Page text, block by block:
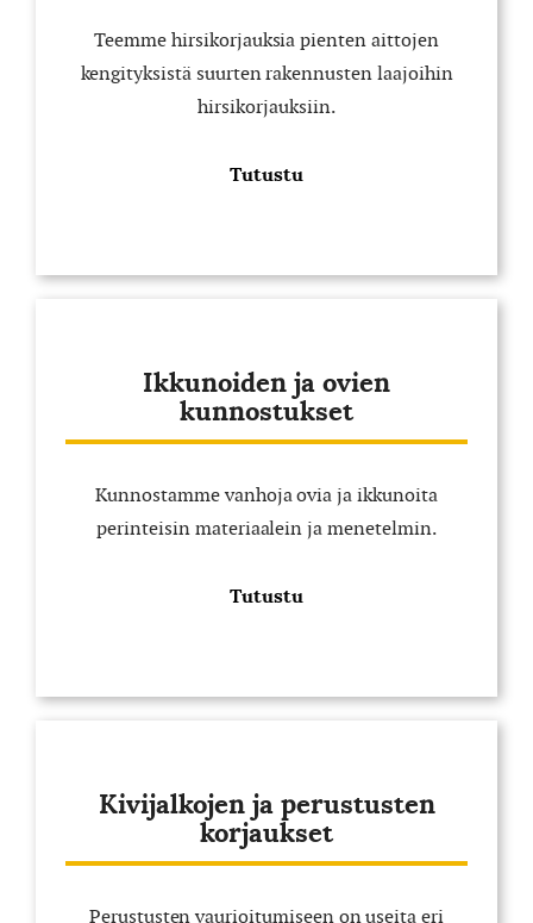
Teemme hirsikorjauksia pienten aittojen
kengityksistä suurten rakennusten laajoihin
hirsikorjauksiin.
Tutustu
Ikkunoiden ja ovien
kunnostukset
Kunnostamme vanhoja ovia ja ikkunoita
perinteisin materiaalein ja menetelmin.
Tutustu
Kivijalkojen ja perustusten
korjaukset
Perustusten vaurioitumiseen on useita eri